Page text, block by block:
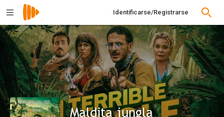
Identificarse/Registrarse
Maldita jungla